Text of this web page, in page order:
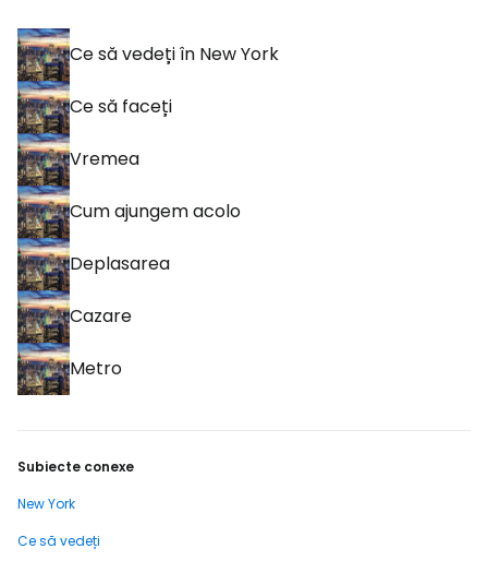
Ce să vedeți în New York
Ce să faceți
Vremea
Cum ajungem acolo
Deplasarea
Cazare
Metro
Subiecte conexe
New York
Ce să vedeți